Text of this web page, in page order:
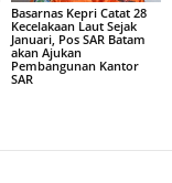
Basarnas Kepri Catat 28
Kecelakaan Laut Sejak
Januari, Pos SAR Batam
akan Ajukan
Pembangunan Kantor
SAR